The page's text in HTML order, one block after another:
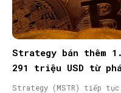
Strategy bán thêm
291 triệu USD từ
Strategy (MSTR) tiếp